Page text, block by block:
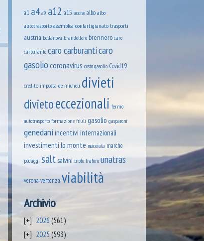
a1 a4 a9 a12 a15 accise albo albo
autotrasporto assemblea confartigianato trasporti
austria bellanova brandellero brennero caro
carburante caro carburanticaro
gasoliocoronavirus costo gasolio Covid19
credito imposta de micheli divieti
divietoeccezionali fermo
autotrasporto formazione friuli gasolio gasparoni
genedani incentivi internazionali
investimenti lo monte macerata marche
pedaggi saltsalvini tirolo traforo unatras
verona vertenza viabilità
Archivio
2026 (561)
2025 (593)